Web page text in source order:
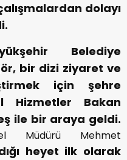
dolayı
Belediye
bir dizi ziyaret ve
için şehre
Hizmetler Bakan
ile bir araya geldi.
Müdürü Mehmet
heyet ilk olarak